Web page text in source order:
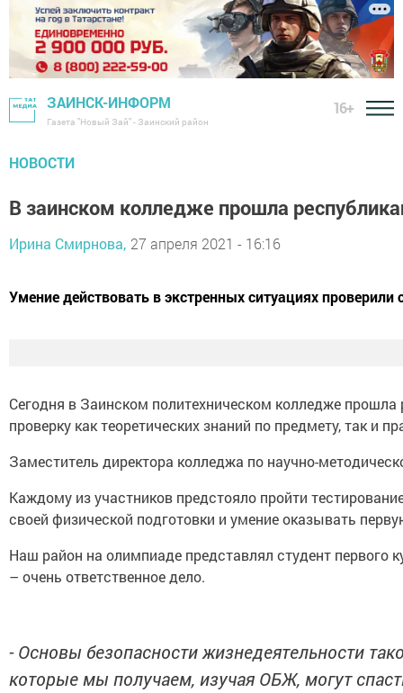
ЗАИНСК-ИНФОРМ
Газета "Новый Зай" - Заинский район
16+
НОВОСТИ
В заинском колледже прошла
Ирина Смирнова, 27 апреля 2021 - 16:16
Умение действовать в экстренных ситуациях проверили
Сегодня в Заинском политехническом колледже
проверку как теоретических знаний по предмету, так и
Заместитель директора колледжа по научно-
Каждому из участников предстояло пройти
своей физической подготовки и умение оказывать
Наш район на олимпиаде представлял студент первого
– очень ответственное дело.
- Основы безопасности жизнедеятельности
которые мы получаем, изучая ОБЖ, могут